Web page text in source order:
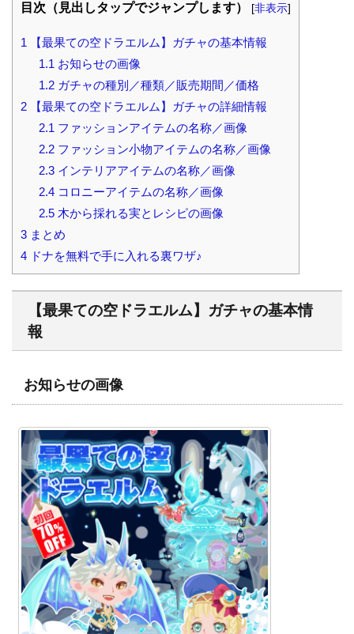
目次（見出しタップでジャンプします） [非表示]
1 【最果ての空ドラエルム】ガチャの基本情報
1.1 お知らせの画像
1.2ガチャの種別／種類／販売期間／価格
2 【最果ての空ドラエルム】ガチャの詳細情報
2.1 ファッションアイテムの名称／画像
2.2ファッション小物アイテムの名称／画像
2.3インテリアアイテムの名称／画像
2.4コロニーアイテムの名称／画像
2.5木から採れる実とレシピの画像
3 まとめ
4 ドナを無料で手に入れる裏ワザ♪
【最果ての空ドラエルム】ガチャの基本情
報
お知らせの画像